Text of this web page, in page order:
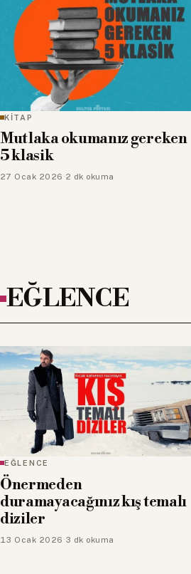
KİTAP
Mutlaka okumanız gereken
5 klasik
27 Ocak 2026 ·2 dk okuma
EĞLENCE
EĞLENCE
Önermeden
duramayacağınız kış temalı
diziler
13 Ocak 2026 ·3 dk okuma